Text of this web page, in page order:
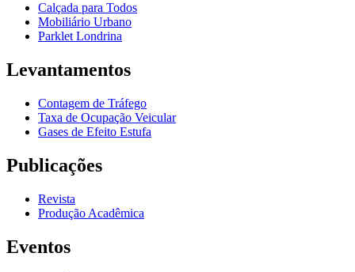
Calçada para Todos
Mobiliário Urbano
Parklet Londrina
Levantamentos
Contagem de Tráfego
Taxa de Ocupação Veicular
Gases de Efeito Estufa
Publicações
Revista
Produção Acadêmica
Eventos